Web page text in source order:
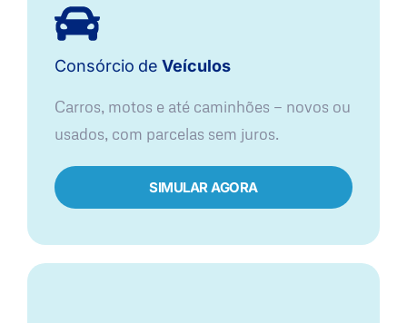
Consórcio de Veículos
Carros, motos e até caminhões — novos ou
usados, com parcelas sem juros.
SIMULAR AGORA